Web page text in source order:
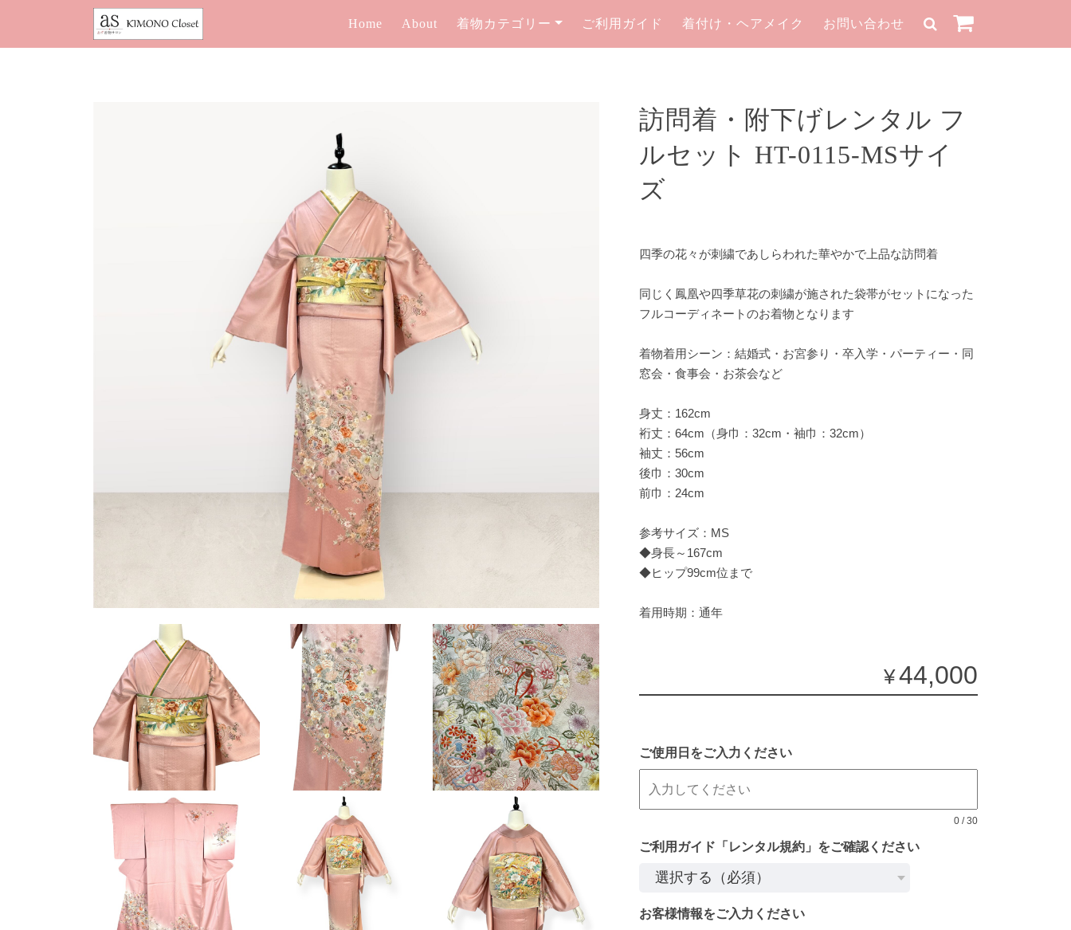
Home About 着物カテゴリー ご利用ガイド 着付け・ヘアメイク お問い合わせ
訪問着・附下げレンタル フ
ルセット HT-0115-MSサイ
ズ
四季の花々が刺繍であしらわれた華やかで上品な訪問着
同じく鳳凰や四季草花の刺繍が施された袋帯がセットになった
フルコーディネートのお着物となります
着物着用シーン：結婚式・お宮参り・卒入学・パーティー・同
窓会・食事会・お茶会など
身丈：162cm
裄丈：64cm（身巾：32cm・袖巾：32cm）
袖丈：56cm
後巾：30cm
前巾：24cm
参考サイズ：MS
◆身長～167cm
◆ヒップ99cm位まで
着用時期：通年
¥44,000
ご使用日をご入力ください
0 /30
ご利用ガイド「レンタル規約」をご確認ください
お客様情報をご入力ください